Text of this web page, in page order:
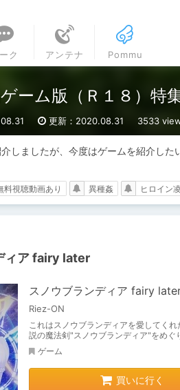
ク アンテナ Pommu
ーム版（Ｒ１８）特
更新：2020.08.31 3533
しましたが、今度はゲームを紹介した
料視聴動画あり 異種姦 ヒロイン
ィア fairy later
スノウブランディア fairy
Riez-ON
これはスノウブランディアを愛してく
説の魔法剣"スノウブランディア"をめぐ
ゲーム
買いに行く